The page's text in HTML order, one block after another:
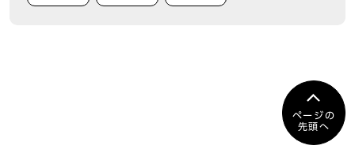
ページの
先頭へ